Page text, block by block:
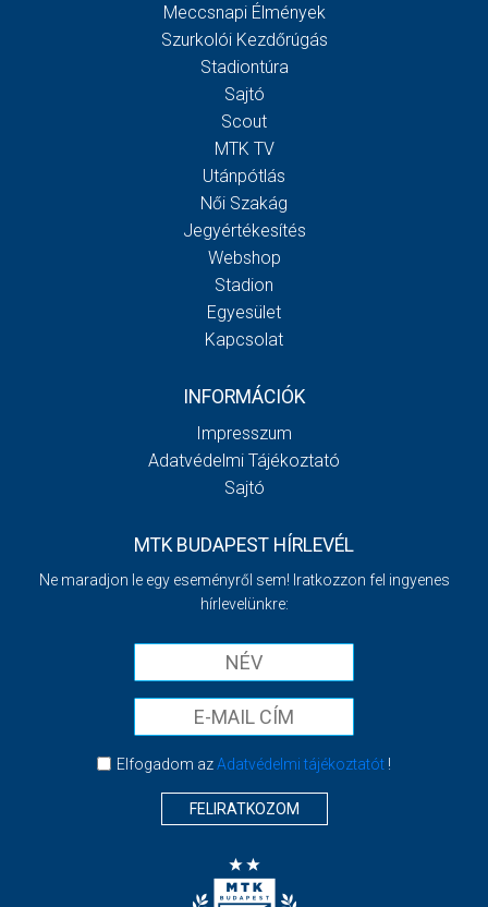
Meccsnapi Élmények
Szurkolói Kezdőrúgás
Stadiontúra
Sajtó
Scout
MTK TV
Utánpótlás
Női Szakág
Jegyértékesítés
Webshop
Stadion
Egyesület
Kapcsolat
INFORMÁCIÓK
Impresszum
Adatvédelmi Tájékoztató
Sajtó
MTK BUDAPEST HÍRLEVÉL
Ne maradjon le egy eseményről sem! Iratkozzon fel ingyenes
hírlevelünkre:
Elfogadom azAdatvédelmi tájékoztatót!
FELIRATKOZOM